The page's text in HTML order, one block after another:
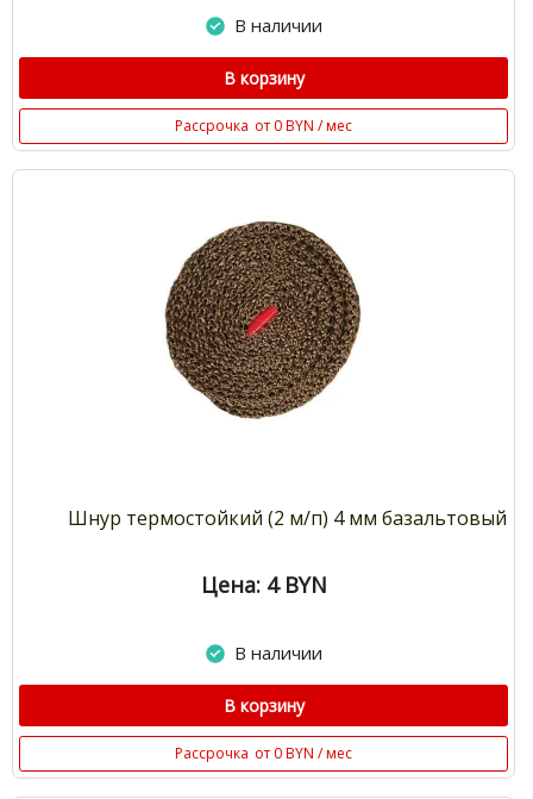
В наличии
В корзину
Рассрочка от 0 BYN / мес
Шнур термостойкий (2 м/п) 4 мм базальтовый
Цена: 4 BYN
В наличии
В корзину
Рассрочка от 0 BYN / мес